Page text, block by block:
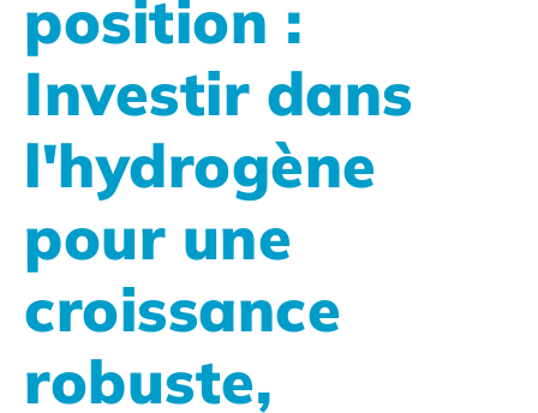
position :
Investir dans
l'hydrogène
pour une
croissance
robuste,